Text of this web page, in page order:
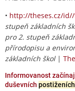
• http://theses.cz/
stupeň základních
pro 2. stupeň
přírodopisu a
základních škol|
Informovanost
duševních postiženích